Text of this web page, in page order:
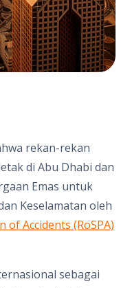
rekan-rekan
di Abu Dhabi dan
Emas untuk
Keselamatan oleh
Accidents (RoSPA)
sebagai